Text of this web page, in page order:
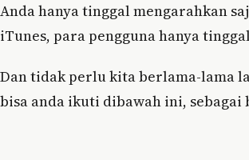
Anda hanya tinggal mengarahkan
iTunes, para pengguna hanya
Dan tidak perlu kita berlama-lama
bisa anda ikuti dibawah ini, sebagai